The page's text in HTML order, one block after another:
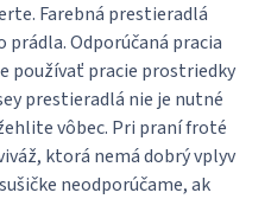
Farebná prestieradlá
Odporúčaná pracia
používať pracie prostriedky
prestieradlá nie je nutné
vôbec. Pri praní froté
ktorá nemá dobrý vplyv
neodporúčame, ak